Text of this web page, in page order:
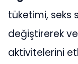
tüketimi, seks
değiştirerek
aktivitelerini